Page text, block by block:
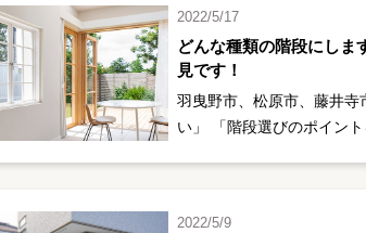
2022/5/17
どんな種類の階段にしま
見です！
羽曳野市、松原市、藤井
い」 「階段選びのポイン
2022/5/9